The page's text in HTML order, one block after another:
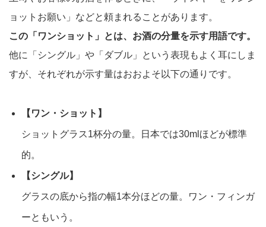
ョットお願い」などと頼まれることがあります。
この「ワンショット」とは、お酒の分量を示す用語です。
他に「シングル」や「ダブル」という表現もよく耳にしま
すが、それぞれが示す量はおおよそ以下の通りです。
【ワン・ショット】
ショットグラス1杯分の量。日本では30mlほどが標準
的。
【シングル】
グラスの底から指の幅1本分ほどの量。ワン・フィンガ
ーともいう。